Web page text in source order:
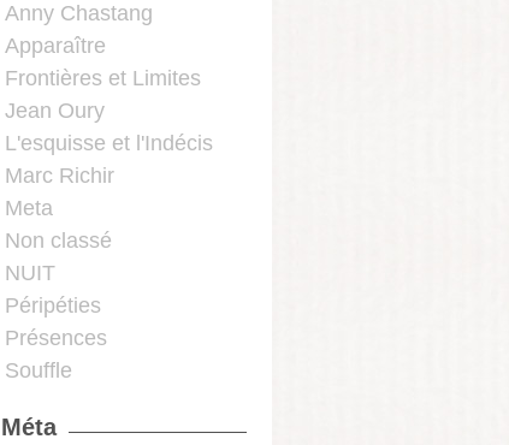
Anny Chastang
Apparaître
Frontières et Limites
Jean Oury
L'esquisse et l'Indécis
Marc Richir
Meta
Non classé
NUIT
Péripéties
Présences
Souffle
Méta